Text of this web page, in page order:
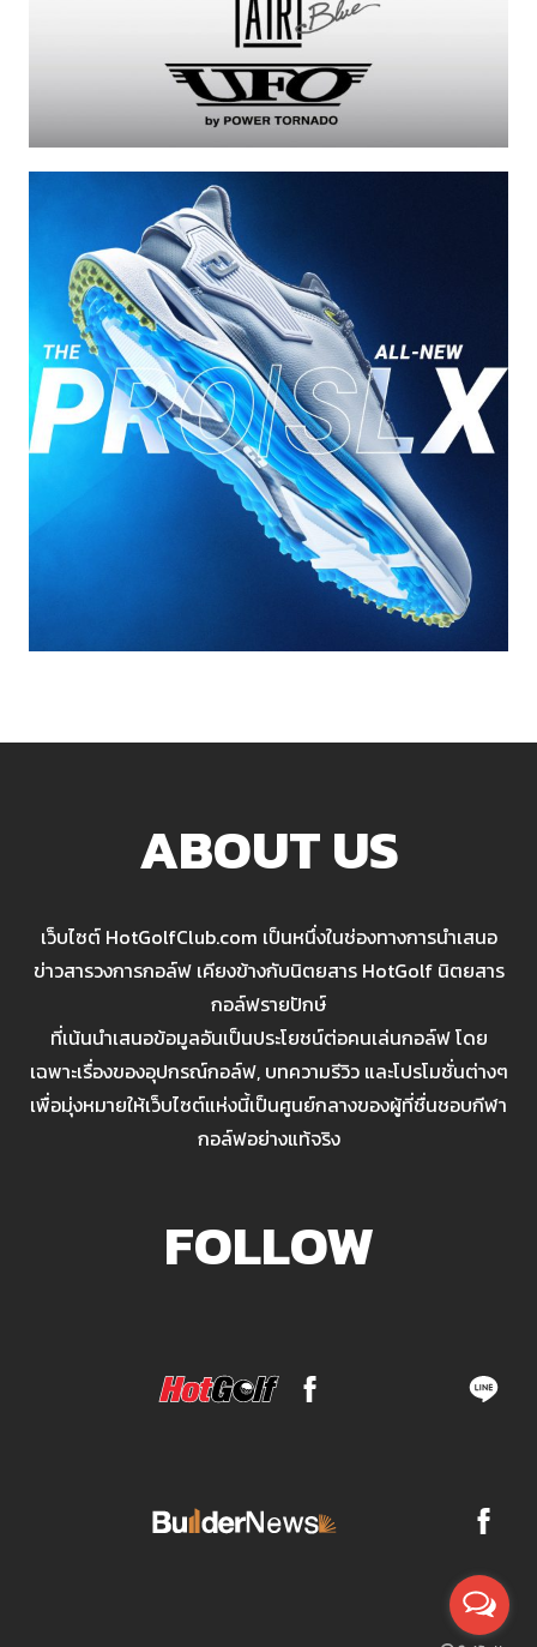
ABOUT US
เว็บไซต์ HotGolfClub.com เป็นหนึ่งในช่องทางการนำเสนอ
ข่าวสารวงการกอล์ฟ เคียงข้างกับนิตยสาร HotGolf นิตยสาร
กอล์ฟรายปักษ์
ที่เน้นนำเสนอข้อมูลอันเป็นประโยชน์ต่อคนเล่นกอล์ฟ โดย
เฉพาะเรื่องของอุปกรณ์กอล์ฟ, บทความรีวิว และโปรโมชั่นต่างๆ
เพื่อมุ่งหมายให้เว็บไซต์แห่งนี้เป็นศูนย์กลางของผู้ที่ชื่นชอบกีฬา
กอล์ฟอย่างแท้จริง
FOLLOW